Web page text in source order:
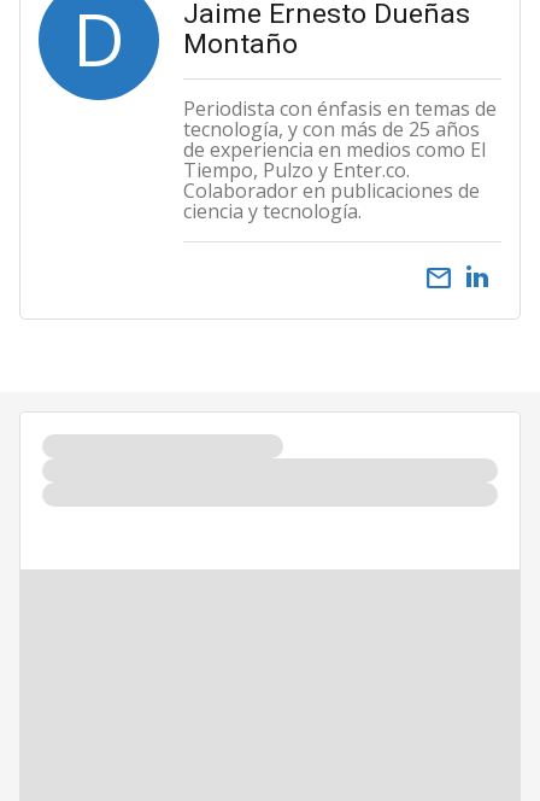
D
Jaime Ernesto Dueñas
Montaño
Periodista con énfasis en temas de
tecnología, y con más de 25 años
de experiencia en medios como El
Tiempo, Pulzo y Enter.co.
Colaborador en publicaciones de
ciencia y tecnología.
email